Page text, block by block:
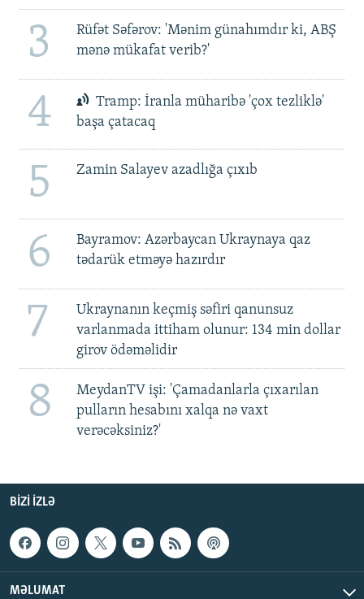
3
Rüfət Səfərov: 'Mənim günahımdır ki, ABŞ
mənə mükafat verib?'
4
Tramp: İranla müharibə 'çox tezliklə'
başa çatacaq
5 Zamin Salayev azadlığa çıxıb
6
Bayramov: Azərbaycan Ukraynaya qaz
tədarük etməyə hazırdır
7
Ukraynanın keçmiş səfiri qanunsuz
varlanmada ittiham olunur: 134 min dollar
girov ödəməlidir
8
MeydanTV işi: 'Çamadanlarla çıxarılan
pulların hesabını xalqa nə vaxt
verəcəksiniz?'
BIZI IZLƏ
MƏLUMAT